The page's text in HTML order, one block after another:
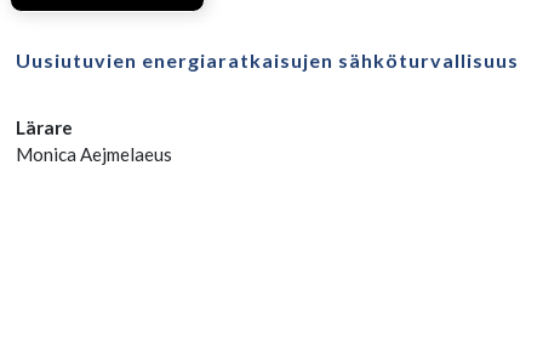
Uusiutuvien energiaratkaisujen sähköturvallisuus
Lärare
Monica Aejmelaeus